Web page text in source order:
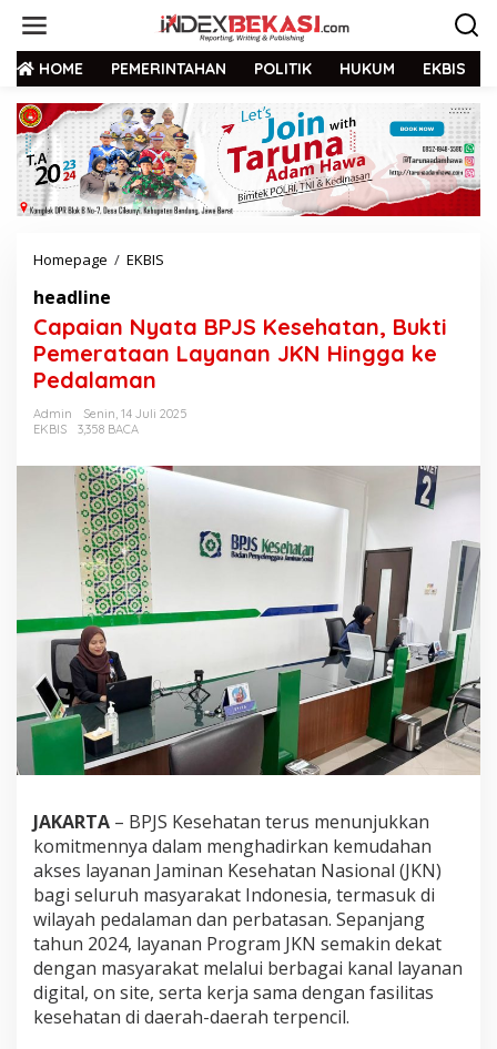
HOME PEMERINTAHAN POLITIK HUKUM EKBIS
Homepage / EKBIS
headline
Capaian Nyata BPJS Kesehatan, Bukti
Pemerataan Layanan JKN Hingga ke
Pedalaman
Admin
Senin, 14 Juli 2025
EKBIS
3,358 BACA
JAKARTA – BPJS Kesehatan terus menunjukkan
komitmennya dalam menghadirkan kemudahan
akses layanan Jaminan Kesehatan Nasional (JKN)
bagi seluruh masyarakat Indonesia, termasuk di
wilayah pedalaman dan perbatasan. Sepanjang
tahun 2024, layanan Program JKN semakin dekat
dengan masyarakat melalui berbagai kanal layanan
digital, on site, serta kerja sama dengan fasilitas
kesehatan di daerah-daerah terpencil.